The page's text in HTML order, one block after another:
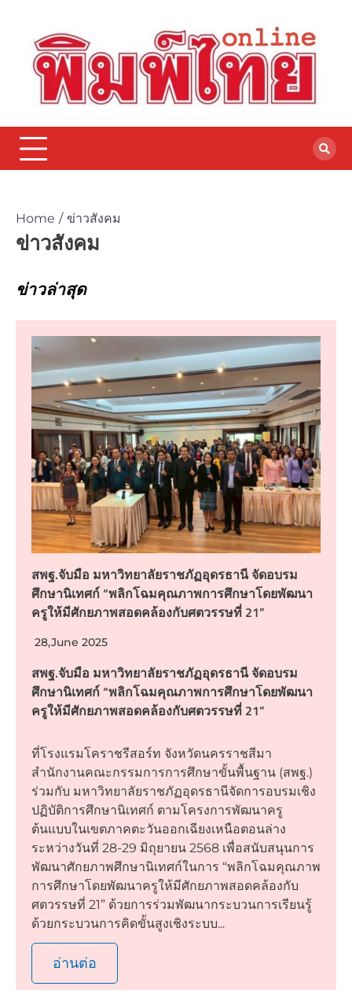
Home ข่าวสังคม
ข่าวสังคม
ข่าวล่าสุด
สพฐ.จับมือ มหาวิทยาลัยราชภัฏอุดรธานี จัดอบรม
ศึกษานิเทศก์ “พลิกโฉมคุณภาพการศึกษาโดยพัฒนา
ครูให้มีศักยภาพสอดคล้องกับศตวรรษที่ 21”
28,June 2025
สพฐ.จับมือ มหาวิทยาลัยราชภัฏอุดรธานี จัดอบรม
ศึกษานิเทศก์ “พลิกโฉมคุณภาพการศึกษาโดยพัฒนา
ครูให้มีศักยภาพสอดคล้องกับศตวรรษที่ 21”
ที่โรงแรมโคราชรีสอร์ท จังหวัดนครราชสีมา
สำนักงานคณะกรรมการการศึกษาขั้นพื้นฐาน (สพฐ.)
ร่วมกับ มหาวิทยาลัยราชภัฏอุดรธานีจัดการอบรมเชิง
ปฏิบัติการศึกษานิเทศก์ ตามโครงการพัฒนาครู
ต้นแบบในเขตภาคตะวันออกเฉียงเหนือตอนล่าง
ระหว่างวันที่ 28-29 มิถุยายน 2568 เพื่อสนับสนุนการ
พัฒนาศักยภาพศึกษานิเทศก์ในการ “พลิกโฉมคุณภาพ
การศึกษาโดยพัฒนาครูให้มีศักยภาพสอดคล้องกับ
ศตวรรษที่ 21” ด้วยการร่วมพัฒนากระบวนการเรียนรู้
ด้วยกระบวนการคิดขั้นสูงเชิงระบบ...
อ่านต่อ